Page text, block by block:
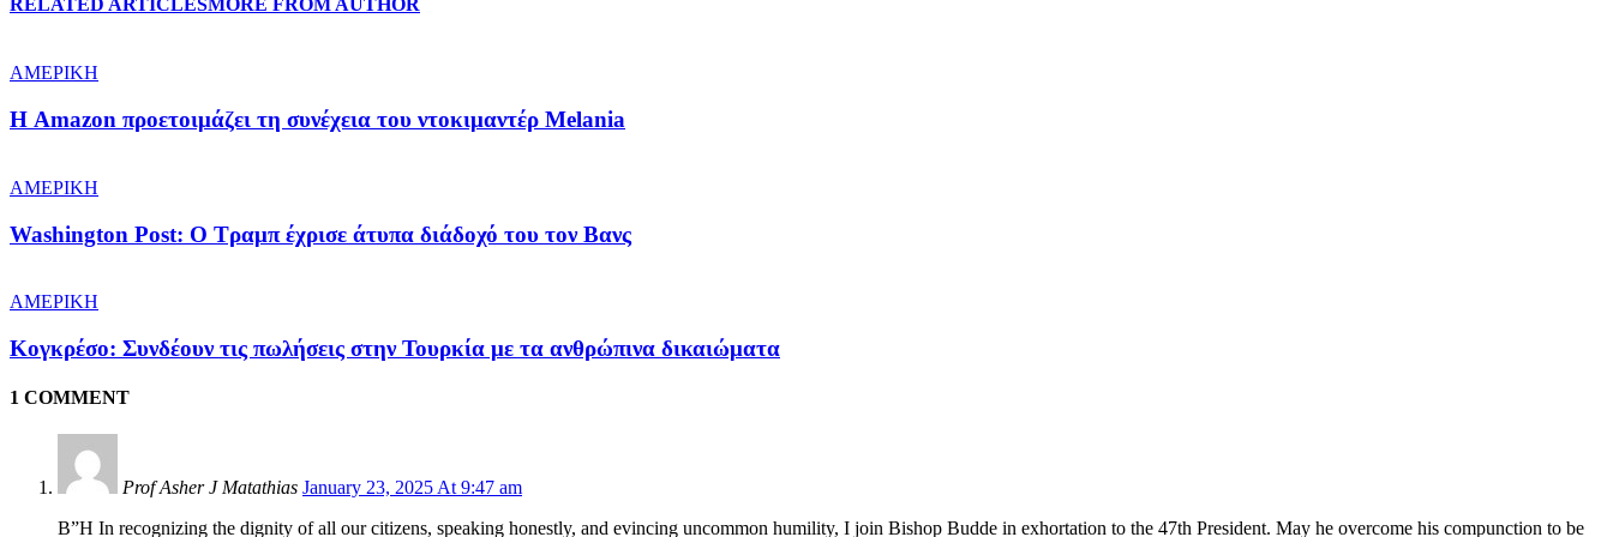
RELATED ARTICLESMORE FROM AUTHOR
ΑΜΕΡΙΚΗ
Η Amazon προετοιμάζει τη συνέχεια του ντοκιμαντέρ Melania
ΑΜΕΡΙΚΗ
Washington Post: Ο Τραμπ έχρισε άτυπα διάδοχό του τον Βανς
ΑΜΕΡΙΚΗ
Κογκρέσο: Συνδέουν τις πωλήσεις στην Τουρκία με τα ανθρώπινα δικαιώματα
1 COMMENT
Prof Asher J Matathias January 23, 2025 At 9:47 am
B”H In recognizing the dignity of all our citizens, speaking honestly, and evincing uncommon humility, I join Bishop Budde in exhortation to the 47th President. May he overcome his compunction to be